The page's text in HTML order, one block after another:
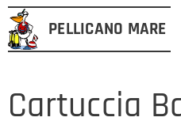
PELLICANO MARE
Cartuccia